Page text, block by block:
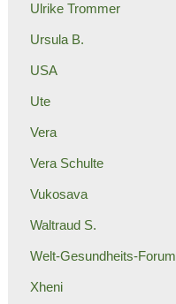
Ulrike Trommer
Ursula B.
USA
Ute
Vera
Vera Schulte
Vukosava
Waltraud S.
Welt-Gesundheits-Forum
Xheni